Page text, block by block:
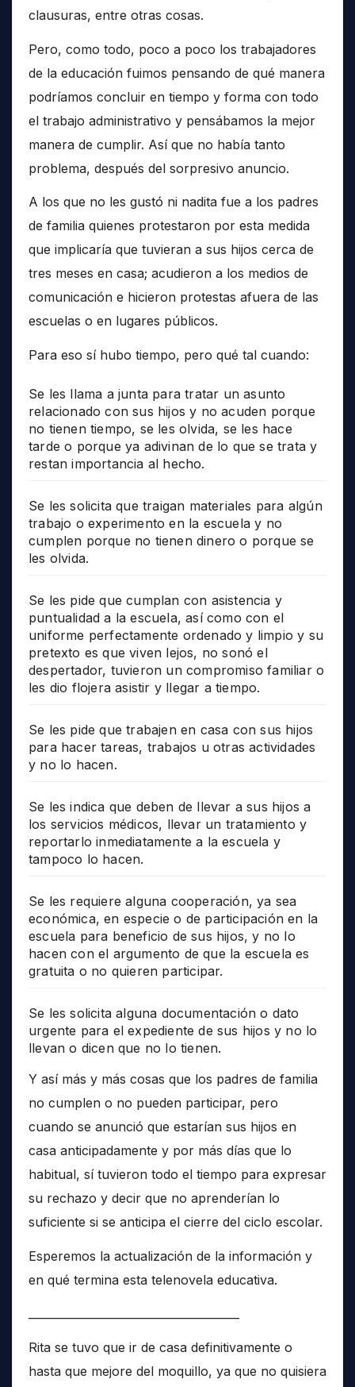
clausuras, entre otras cosas.
Pero, como todo, poco a poco los trabajadores
de la educación fuimos pensando de qué manera
podríamos concluir en tiempo y forma con todo
el trabajo administrativo y pensábamos la mejor
manera de cumplir. Así que no había tanto
problema, después del sorpresivo anuncio.
A los que no les gustó ni nadita fue a los padres
de familia quienes protestaron por esta medida
que implicaría que tuvieran a sus hijos cerca de
tres meses en casa; acudieron a los medios de
comunicación e hicieron protestas afuera de las
escuelas o en lugares públicos.
Para eso sí hubo tiempo, pero qué tal cuando:
Se les llama a junta para tratar un asunto
relacionado con sus hijos y no acuden porque
no tienen tiempo, se les olvida, se les hace
tarde o porque ya adivinan de lo que se trata y
restan importancia al hecho.
Se les solicita que traigan materiales para algún
trabajo o experimento en la escuela y no
cumplen porque no tienen dinero o porque se
les olvida.
Se les pide que cumplan con asistencia y
puntualidad a la escuela, así como con el
uniforme perfectamente ordenado y limpio y su
pretexto es que viven lejos, no sonó el
despertador, tuvieron un compromiso familiar o
les dio flojera asistir y llegar a tiempo.
Se les pide que trabajen en casa con sus hijos
para hacer tareas, trabajos u otras actividades
y no lo hacen.
Se les indica que deben de llevar a sus hijos a
los servicios médicos, llevar un tratamiento y
reportarlo inmediatamente a la escuela y
tampoco lo hacen.
Se les requiere alguna cooperación, ya sea
económica, en especie o de participación en la
escuela para beneficio de sus hijos, y no lo
hacen con el argumento de que la escuela es
gratuita o no quieren participar.
Se les solicita alguna documentación o dato
urgente para el expediente de sus hijos y no lo
llevan o dicen que no lo tienen.
Y así más y más cosas que los padres de familia
no cumplen o no pueden participar, pero
cuando se anunció que estarían sus hijos en
casa anticipadamente y por más días que lo
habitual, sí tuvieron todo el tiempo para expresar
su rechazo y decir que no aprenderían lo
suficiente si se anticipa el cierre del ciclo escolar.
Esperemos la actualización de la información y
en qué termina esta telenovela educativa.
Rita se tuvo que ir de casa definitivamente o
hasta que mejore del moquillo, ya que no quisiera